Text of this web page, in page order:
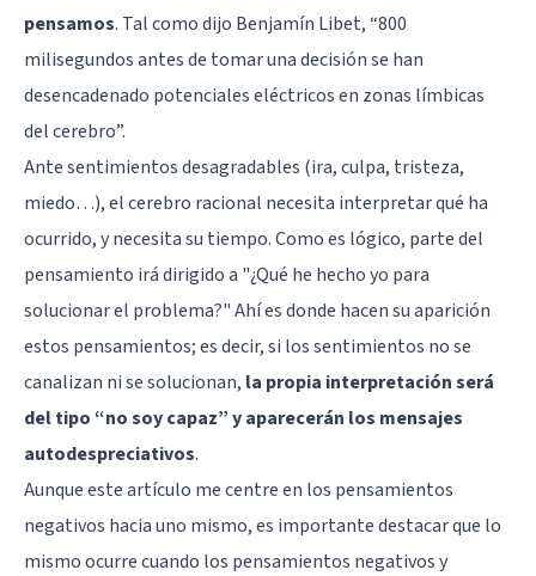
pensamos. Tal como dijo Benjamín Libet, “800
milisegundos antes de tomar una decisión se han
desencadenado potenciales eléctricos en zonas límbicas
del cerebro”.
Ante sentimientos desagradables (ira, culpa, tristeza,
miedo…), el cerebro racional necesita interpretar qué ha
ocurrido, y necesita su tiempo. Como es lógico, parte del
pensamiento irá dirigido a "¿Qué he hecho yo para
solucionar el problema?" Ahí es donde hacen su aparición
estos pensamientos; es decir, si los sentimientos no se
canalizan ni se solucionan, la propia interpretación será
del tipo “no soy capaz” y aparecerán los mensajes
autodespreciativos.
Aunque este artículo me centre en los pensamientos
negativos hacia uno mismo, es importante destacar que lo
mismo ocurre cuando los pensamientos negativos y